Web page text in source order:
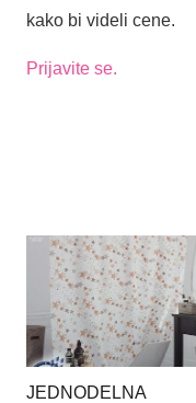
kako bi videli cene.
Prijavite se.
JEDNODELNA